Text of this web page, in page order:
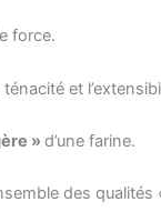
force.
téna­ci­té et
»d’une farine.
des